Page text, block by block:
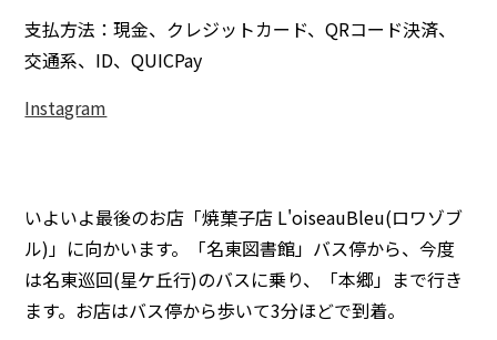
支払方法：現金、クレジットカード、QRコード決済、
交通系、ID、QUICPay
Instagram
いよいよ最後のお店「焼菓子店 L'oiseauBleu(ロワゾブ
ル)」に向かいます。「名東図書館」バス停から、今度
は名東巡回(星ケ丘行)のバスに乗り、「本郷」まで行き
ます。お店はバス停から歩いて3分ほどで到着。